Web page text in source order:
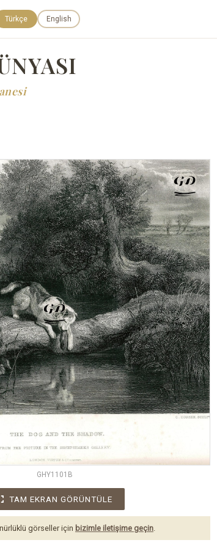
Türkçe English
GHY1101B
TAM EKRAN GÖRÜNTÜLE
görseller için bizimle iletişime geçin.